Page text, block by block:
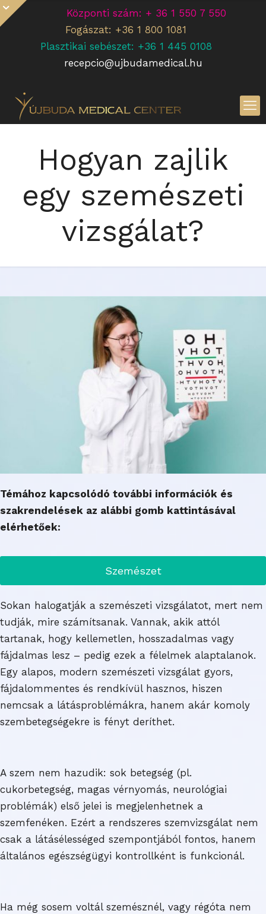
Központi szám: + 36 1 550 7 550
Fogászat: +36 1 800 1081
Plasztikai sebészet: +36 1 445 0108
recepcio@ujbudamedical.hu
Hogyan zajlik
egy szemészeti
vizsgálat?
Témához kapcsolódó további információk és
szakrendelések az alábbi gomb kattintásával
elérhetőek:
Szemészet
Sokan halogatják a szemészeti vizsgálatot, mert nem
tudják, mire számítsanak. Vannak, akik attól
tartanak, hogy kellemetlen, hosszadalmas vagy
fájdalmas lesz – pedig ezek a félelmek alaptalanok.
Egy alapos, modern szemészeti vizsgálat gyors,
fájdalommentes és rendkívül hasznos, hiszen
nemcsak a látásproblémákra, hanem akár komoly
szembetegségekre is fényt deríthet.
A szem nem hazudik: sok betegség (pl.
cukorbetegség, magas vérnyomás, neurológiai
problémák) első jelei is megjelenhetnek a
szemfenéken. Ezért a rendszeres szemvizsgálat nem
csak a látásélességed szempontjából fontos, hanem
általános egészségügyi kontrollként is funkcionál.
Ha még sosem voltál szemésznél, vagy régóta nem